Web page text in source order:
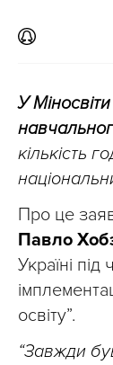
У
кількість
Про це
Павло
Україні
освіту”.
“Завжди